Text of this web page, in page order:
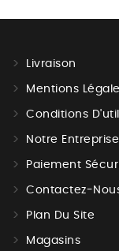
Livraison
Mentions
Conditions
Notre Entreprise
Paiement
Contactez-
Plan Du Site
Magasins